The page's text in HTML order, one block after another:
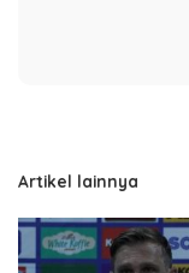
Artikel lainnya